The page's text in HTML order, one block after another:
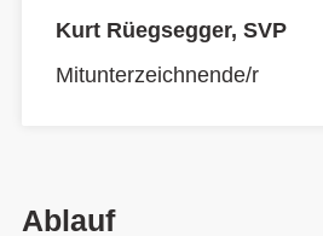
Kurt Rüegsegger, SVP
Mitunterzeichnende/r
Ablauf